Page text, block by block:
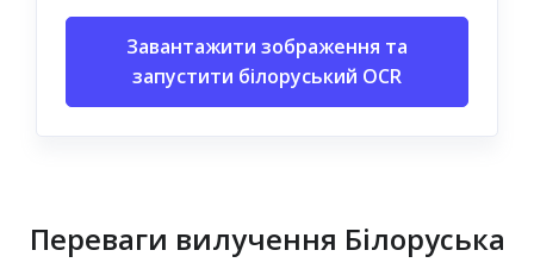
Завантажити зображення та
запустити білоруський OCR
Переваги вилучення Білоруська